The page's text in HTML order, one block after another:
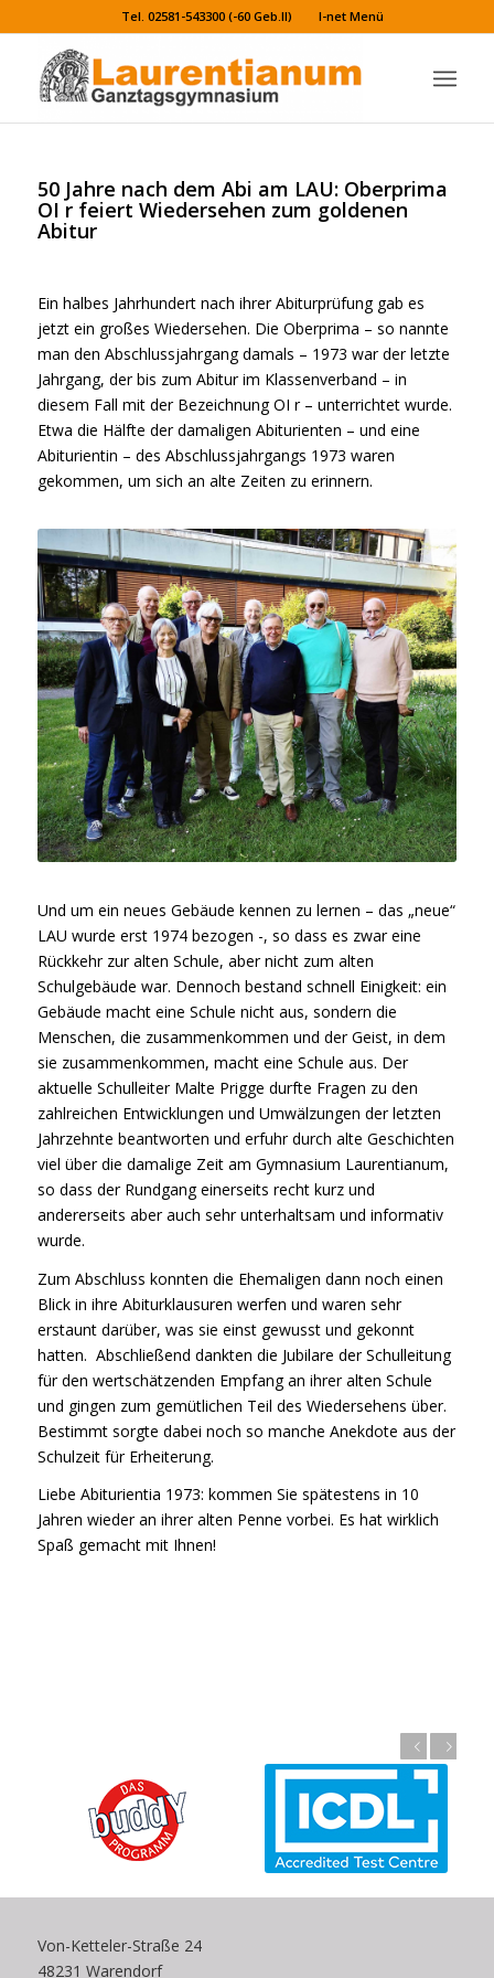
Tel. 02581-543300 (-60 Geb.II) I-net Menü
50 Jahre nach dem Abi am LAU: Oberprima
OI r feiert Wiedersehen zum goldenen
Abitur
Ein halbes Jahrhundert nach ihrer Abiturprüfung gab es
jetzt ein großes Wiedersehen. Die Oberprima – so nannte
man den Abschlussjahrgang damals – 1973 war der letzte
Jahrgang, der bis zum Abitur im Klassenverband – in
diesem Fall mit der Bezeichnung OI r – unterrichtet wurde.
Etwa die Hälfte der damaligen Abiturienten – und eine
Abiturientin – des Abschlussjahrgangs 1973 waren
gekommen, um sich an alte Zeiten zu erinnern.
Und um ein neues Gebäude kennen zu lernen – das „neue“
LAU wurde erst 1974 bezogen -, so dass es zwar eine
Rückkehr zur alten Schule, aber nicht zum alten
Schulgebäude war. Dennoch bestand schnell Einigkeit: ein
Gebäude macht eine Schule nicht aus, sondern die
Menschen, die zusammenkommen und der Geist, in dem
sie zusammenkommen, macht eine Schule aus. Der
aktuelle Schulleiter Malte Prigge durfte Fragen zu den
zahlreichen Entwicklungen und Umwälzungen der letzten
Jahrzehnte beantworten und erfuhr durch alte Geschichten
viel über die damalige Zeit am Gymnasium Laurentianum,
so dass der Rundgang einerseits recht kurz und
andererseits aber auch sehr unterhaltsam und informativ
wurde.
Zum Abschluss konnten die Ehemaligen dann noch einen
Blick in ihre Abiturklausuren werfen und waren sehr
erstaunt darüber, was sie einst gewusst und gekonnt
hatten. Abschließend dankten die Jubilare der Schulleitung
für den wertschätzenden Empfang an ihrer alten Schule
und gingen zum gemütlichen Teil des Wiedersehens über.
Bestimmt sorgte dabei noch so manche Anekdote aus der
Schulzeit für Erheiterung.
Liebe Abiturientia 1973: kommen Sie spätestens in 10
Jahren wieder an ihrer alten Penne vorbei. Es hat wirklich
Spaß gemacht mit Ihnen!
Von-Ketteler-Straße 24
48231 Warendorf